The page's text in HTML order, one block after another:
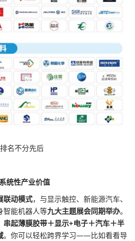
名不分先后
统性产业价值
联动模式，与显示触控、新能源汽车、
智能机器人等九大主题展会同期举办。
串起薄膜胶带＋显示+电子＋汽车＋半
。你可以轻松跨界学习——比如看看导